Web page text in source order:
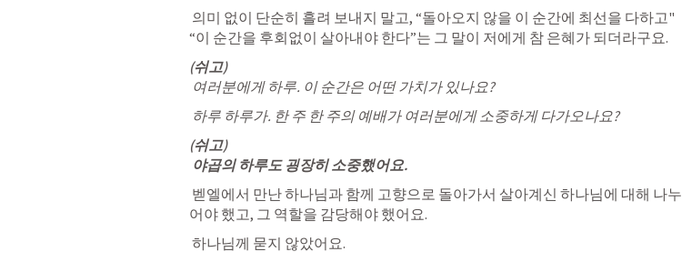
의미 없이 단순히 흘려 보내지 말고, “돌아오지 않을 이 순간에 최선을 다하고"
“이 순간을 후회없이 살아내야 한다”는 그 말이 저에게 참 은혜가 되더라구요.
(쉬고)
여러분에게 하루. 이 순간은 어떤 가치가 있나요?
하루 하루가. 한 주 한 주의 예배가 여러분에게 소중하게 다가오나요?
(쉬고)
야곱의 하루도 굉장히 소중했어요.
벧엘에서 만난 하나님과 함께 고향으로 돌아가서 살아계신 하나님에 대해 나누
어야 했고, 그 역할을 감당해야 했어요.
하나님께 묻지 않았어요.